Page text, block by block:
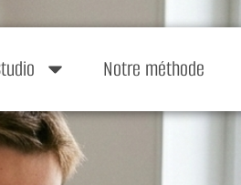
Notre méthode